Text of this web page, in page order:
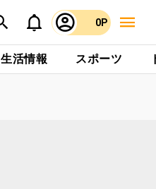
0P
生活情報 スポーツ